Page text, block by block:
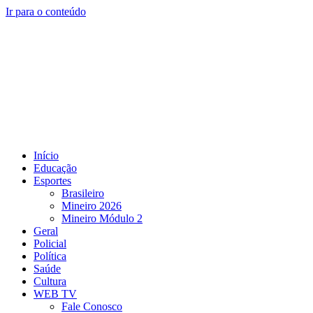
Ir para o conteúdo
Início
Educação
Esportes
Brasileiro
Mineiro 2026
Mineiro Módulo 2
Geral
Policial
Política
Saúde
Cultura
WEB TV
Fale Conosco